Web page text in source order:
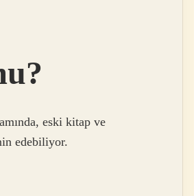
eski kitap ve
edebiliyor.